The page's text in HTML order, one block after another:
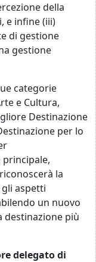
della
e infine (iii)
di gestione
gestione
categorie
e Cultura,
Destinazione
per lo
la
aspetti
un nuovo
destinazione più
delegato di